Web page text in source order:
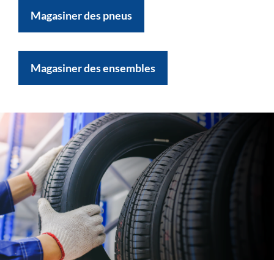
Magasiner des pneus
Magasiner des ensembles